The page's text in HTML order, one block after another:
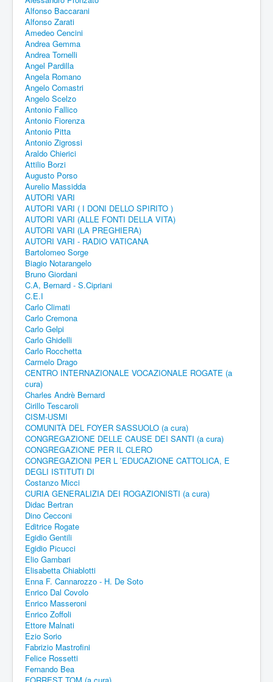
Alfonso Baccarani
Alfonso Zarati
Amedeo Cencini
Andrea Gemma
Andrea Tornelli
Angel Pardilla
Angela Romano
Angelo Comastri
Angelo Scelzo
Antonio Fallico
Antonio Fiorenza
Antonio Pitta
Antonio Zigrossi
Araldo Chierici
Attilio Borzi
Augusto Porso
Aurelio Massidda
AUTORI VARI
AUTORI VARI ( I DONI DELLO SPIRITO )
AUTORI VARI (ALLE FONTI DELLA VITA)
AUTORI VARI (LA PREGHIERA)
AUTORI VARI - RADIO VATICANA
Bartolomeo Sorge
Biagio Notarangelo
Bruno Giordani
C.A, Bernard - S.Cipriani
C.E.I
Carlo Climati
Carlo Cremona
Carlo Gelpi
Carlo Ghidelli
Carlo Rocchetta
Carmelo Drago
CENTRO INTERNAZIONALE VOCAZIONALE ROGATE (a
cura)
Charles Andrè Bernard
Cirillo Tescaroli
CISM-USMI
COMUNITÀ DEL FOYER SASSUOLO (a cura)
CONGREGAZIONE DELLE CAUSE DEI SANTI (a cura)
CONGREGAZIONE PER IL CLERO
CONGREGAZIONI PER L ’EDUCAZIONE CATTOLICA, E
DEGLI ISTITUTI DI
Costanzo Micci
CURIA GENERALIZIA DEI ROGAZIONISTI (a cura)
Didac Bertran
Dino Cecconi
Editrice Rogate
Egidio Gentili
Egidio Picucci
Elio Gambari
Elisabetta Chiablotti
Enna F. Cannarozzo - H. De Soto
Enrico Dal Covolo
Enrico Masseroni
Enrico Zoffoli
Ettore Malnati
Ezio Sorio
Fabrizio Mastrofini
Felice Rossetti
Fernando Bea